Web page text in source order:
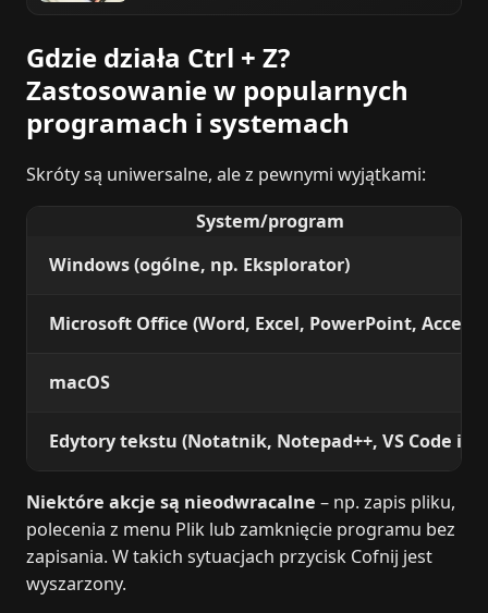
Gdzie działa Ctrl + Z?
Zastosowanie w popularnych
programach i systemach
Skróty są uniwersalne, ale z pewnymi wyjątkami:
System/program
Windows (ogólne, np. Eksplorator)
Microsoft Office (Word, Excel, PowerPoint, Access)
macOS
Edytory tekstu (Notatnik, Notepad++, VS Code
Niektóre akcje są nieodwracalne – np. zapis pliku,
polecenia z menu Plik lub zamknięcie programu bez
zapisania. W takich sytuacjach przycisk Cofnij jest
wyszarzony.